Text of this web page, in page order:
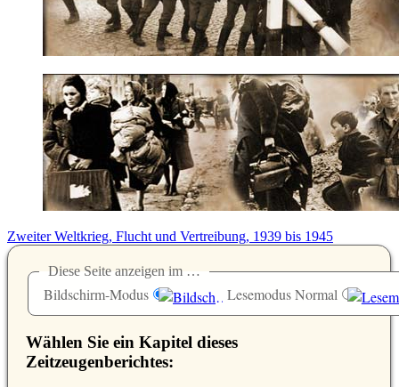
Zweiter Weltkrieg, Flucht und Vertreibung, 1939 bis 1945
Diese Seite anzeigen im …
Bildschirm-Modus Lesemodus Normal
Wählen Sie ein Kapitel dieses
Zeitzeugenberichtes: